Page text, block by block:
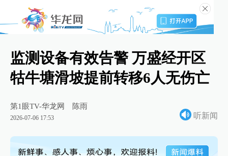
监测设备有效告警 万盛经开区
牯牛塘滑坡提前转移6人无伤亡
第1眼TV-华龙网 陈雨
2026-07-06 17:53 听新闻